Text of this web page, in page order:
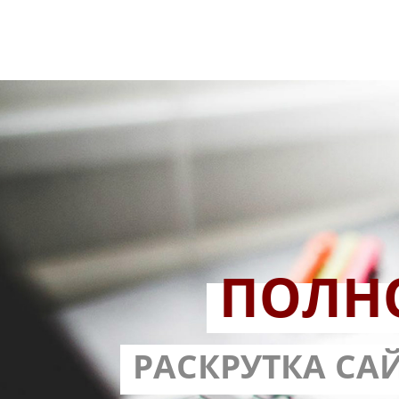
С
РАСКРУТКА